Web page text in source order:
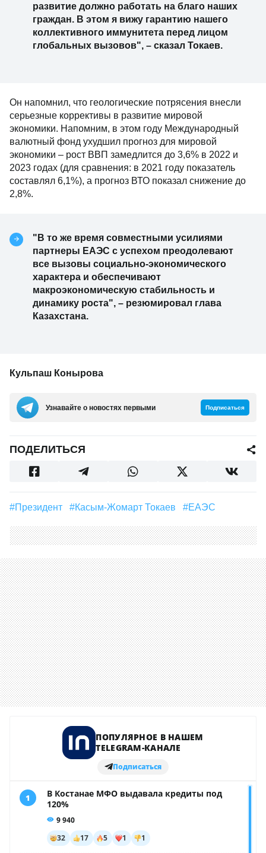
развитие должно работать на благо наших
граждан. В этом я вижу гарантию нашего
коллективного иммунитета перед лицом
глобальных вызовов", – сказал Токаев.
Он напомнил, что геологические потрясения внесли
серьезные коррективы в развитие мировой
экономики. Напомним, в этом году Международный
валютный фонд ухудшил прогноз для мировой
экономики – рост ВВП замедлится до 3,6% в 2022 и
2023 годах (для сравнения: в 2021 году показатель
составлял 6,1%), а прогноз ВТО показал снижение до
2,8%.
"В то же время совместными усилиями
партнеры ЕАЭС с успехом преодолевают
все вызовы социально-экономического
характера и обеспечивают
макроэкономическую стабильность и
динамику роста", – резюмировал глава
Казахстана.
Кульпаш Конырова
Узнавайте о новостях первыми Подписаться
ПОДЕЛИТЬСЯ
#президент #Касым-Жомарт Токаев #ЕАЭС